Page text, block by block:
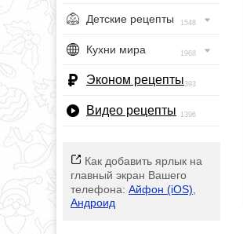
Детские рецепты 1548
Кухни мира 1968
Эконом рецепты393
Видео рецепты 1396
Как добавить ярлык на
главный экран Вашего
телефона: Айфон (iOS)
Андроид